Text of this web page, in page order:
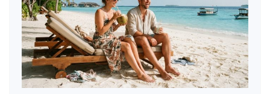
dans
une
villa
privée